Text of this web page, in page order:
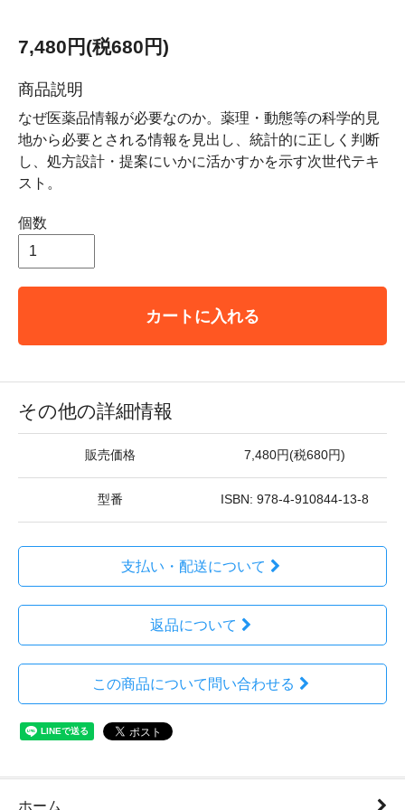
7,480円(税680円)
商品説明
なぜ医薬品情報が必要なのか。薬理・動態等の科学的見
地から必要とされる情報を見出し、統計的に正しく判断
し、処方設計・提案にいかに活かすかを示す次世代テキ
スト。
個数
カートに入れる
その他の詳細情報
販売価格 7,480円(税680円)
型番 ISBN: 978-4-910844-13-8
支払い・配送について
返品について
この商品について問い合わせる
ホーム